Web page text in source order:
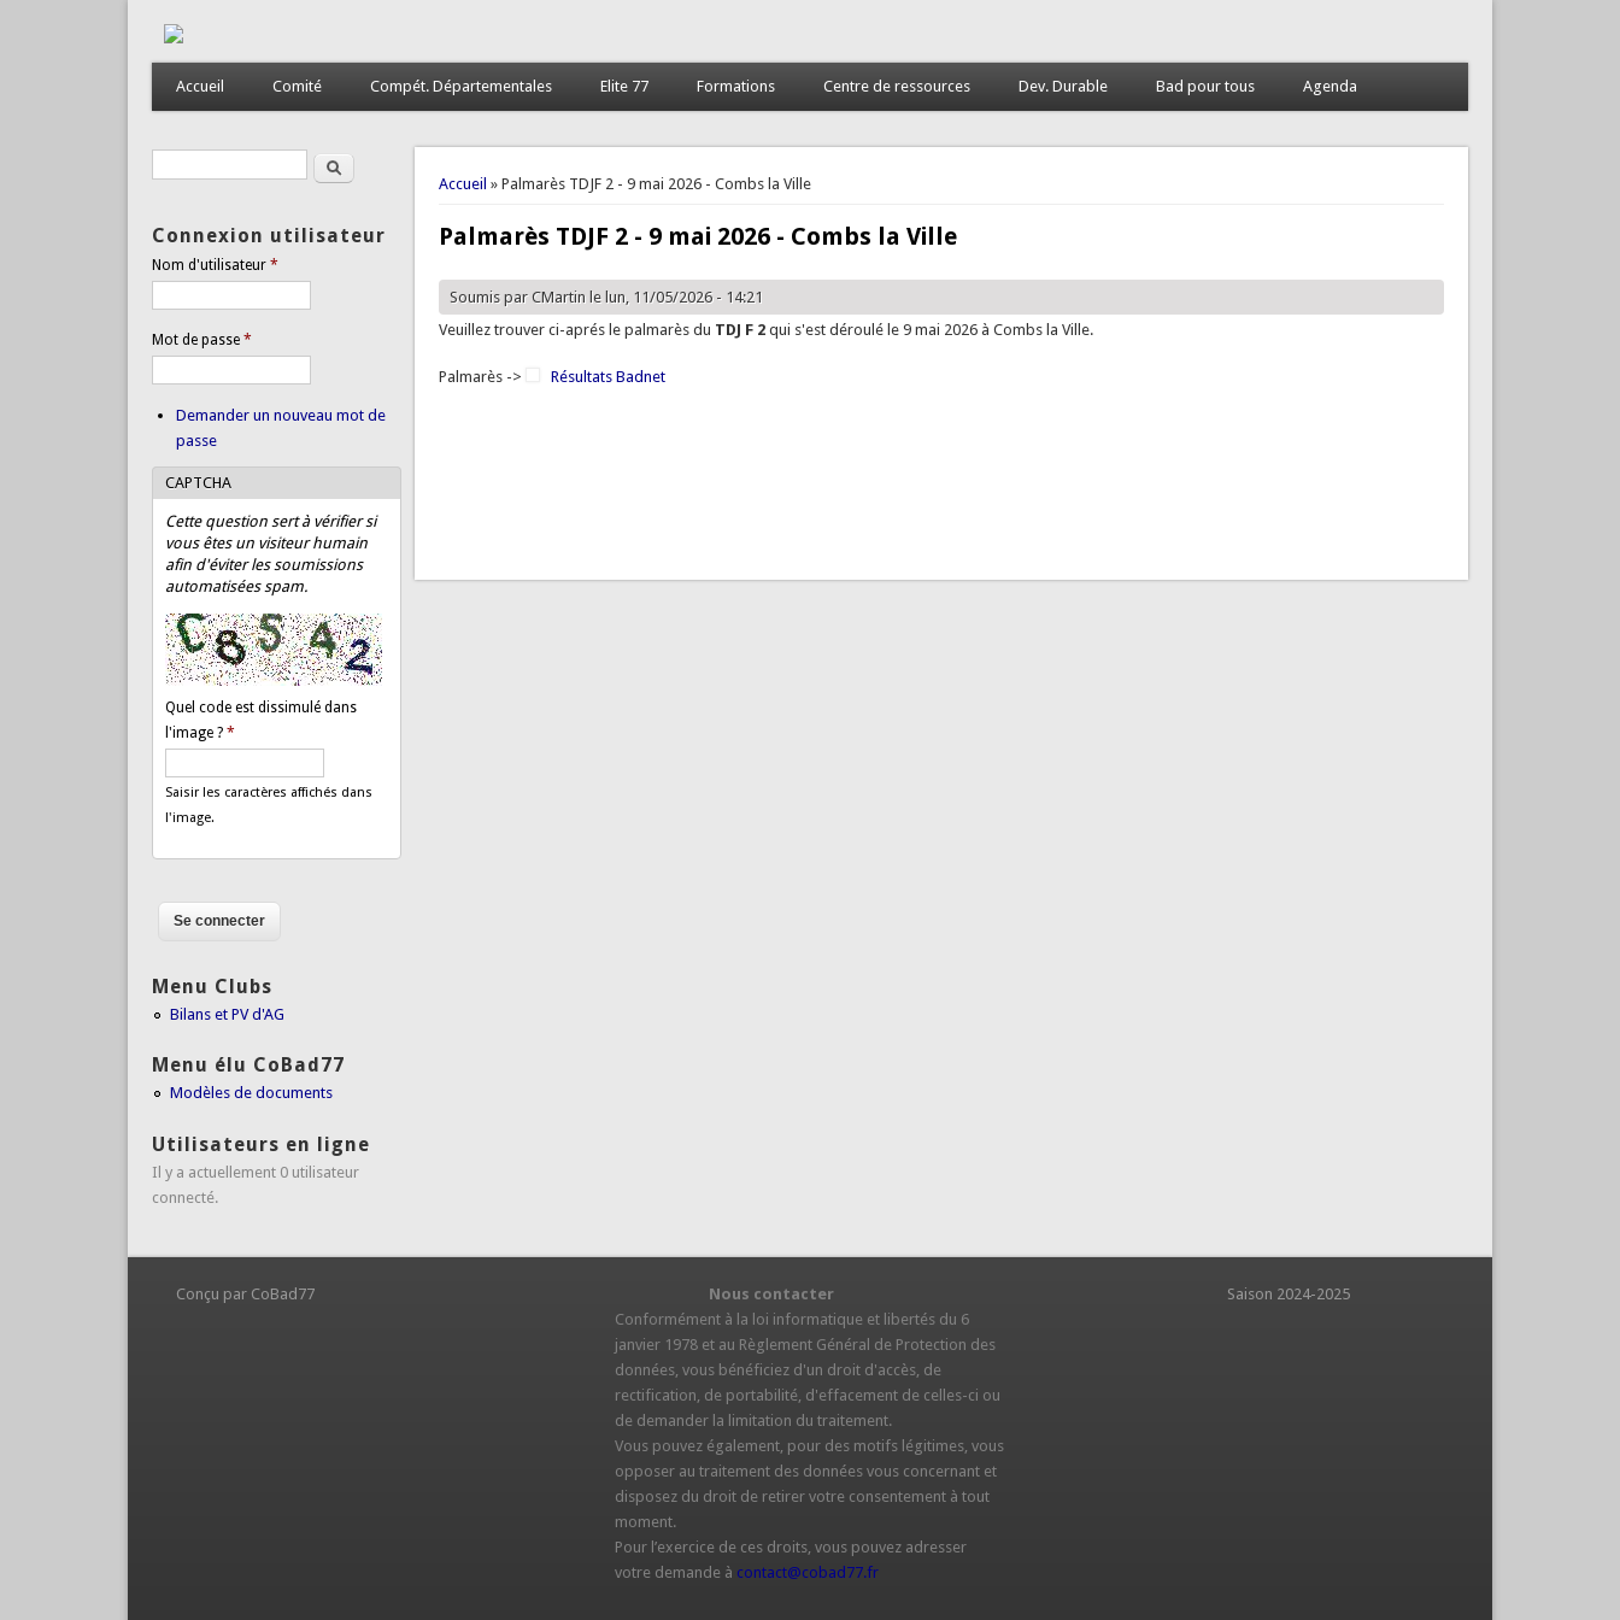
Accueil Comité Compét. Départementales Elite 77 Formations Centre de ressources Dev. Durable Bad pour tous Agenda
Vous êtes ici
Accueil » Palmarès TDJF 2 - 9 mai 2026 - Combs la Ville
Palmarès TDJF 2 - 9 mai 2026 - Combs la Ville
Soumis parCMartin le lun, 11/05/2026 - 14:21
Veuillez trouver ci-aprés le palmarès du TDJ F 2 qui s'est déroulé le 9 mai 2026 à Combs la Ville.
Palmarès -> Résultats Badnet
Formulaire de recherche
Rechercher
Connexion utilisateur
Nom d'utilisateur *
Mot de passe *
Demander un nouveau mot de
passe
CAPTCHA
Cette question sert à vérifier si
vous êtes un visiteur humain
afin d'éviter les soumissions
automatisées spam.
Quel code est dissimulé dans
l'image ? *
Saisir les caractères affichés dans
l'image.
Menu Clubs
Bilans et PV d'AG
Menu élu CoBad77
Modèles de documents
Utilisateurs en ligne
Il y a actuellement 0 utilisateur
connecté.
Conçu par CoBad77
Nous contacter
Conformément à la loi informatique et libertés du 6
janvier 1978 et au Règlement Général de Protection des
données, vous bénéficiez d'un droit d'accès, de
rectification, de portabilité, d'effacement de celles-ci ou
de demander la limitation du traitement.
Vous pouvez également, pour des motifs légitimes, vous
opposer au traitement des données vous concernant et
disposez du droit de retirer votre consentement à tout
moment.
Pour l’exercice de ces droits, vous pouvez adresser
votre demande à contact@cobad77.fr
Saison 2024-2025